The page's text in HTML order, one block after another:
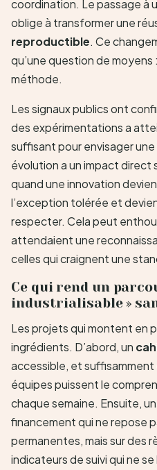
coordination. Le passage à
oblige à transformer une
reproductible. Ce
qu’une question de
méthode.
Les signaux publics ont
des expérimentations a
suffisant pour envisager
évolution a un impact direct
quand une innovation
l’exception tolérée et
respecter. Cela peut
attendaient une
celles qui craignent une
Ce qui rend un
industrialisable »
Les projets qui montent en
ingrédients. D’abord, un
accessible, et
équipes puissent le
chaque semaine. Ensuite,
financement qui ne repose
permanentes, mais sur des
indicateurs de suivi qui ne